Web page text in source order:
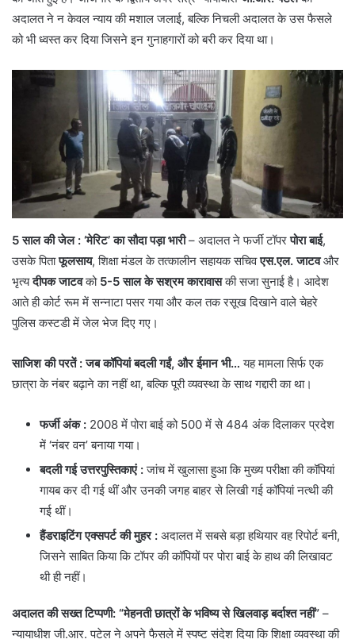
अदालत ने न केवल न्याय की मशाल जलाई, बल्कि निचली अदालत के उस फैसले
को भी ध्वस्त कर दिया जिसने इन गुनाहगारों को बरी कर दिया था।
5 साल की जेल : ‘मेरिट’ का सौदा पड़ा भारी– अदालत ने फर्जी टॉपरपोरा बाई,
उसके पिताफूलसाय, शिक्षा मंडल के तत्कालीन सहायक सचिवएस.एल. जाटवऔर
भृत्यदीपक जाटवको 5-5 साल के सश्रम कारावासकी सजा सुनाई है। आदेश
आते ही कोर्ट रूम में सन्नाटा पसर गया और कल तक रसूख दिखाने वाले चेहरे
पुलिस कस्टडी में जेल भेज दिए गए।
साजिश की परतें : जब कॉपियां बदली गईं, और ईमान भी… यह मामला सिर्फ एक
छात्रा के नंबर बढ़ाने का नहीं था, बल्कि पूरी व्यवस्था के साथ गद्दारी का था।
फर्जी अंक : 2008 में पोरा बाई को 500 में से 484 अंक दिलाकर प्रदेश
में ‘नंबर वन’ बनाया गया।
बदली गई उत्तरपुस्तिकाएं :जांच में खुलासा हुआ कि मुख्य परीक्षा की कॉपियां
गायब कर दी गई थीं और उनकी जगह बाहर से लिखी गई कॉपियां नत्थी की
गई थीं।
हैंडराइटिंग एक्सपर्ट की मुहर : अदालत में सबसे बड़ा हथियार वह रिपोर्ट बनी,
जिसने साबित किया कि टॉपर की कॉपियों पर पोरा बाई के हाथ की लिखावट
थी ही नहीं।
अदालत की सख्त टिप्पणी: “मेहनती छात्रों के भविष्य से खिलवाड़ बर्दाश्त नहीं” –
न्यायाधीश जी.आर. पटेल ने अपने फैसले में स्पष्ट संदेश दिया कि शिक्षा व्यवस्था की